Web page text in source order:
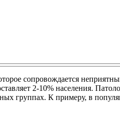
сопровождается
2-10% населения.
группах. К примеру, в